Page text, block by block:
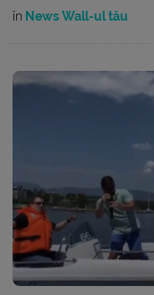
în News Wall-ul tău